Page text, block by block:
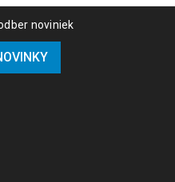
noviniek